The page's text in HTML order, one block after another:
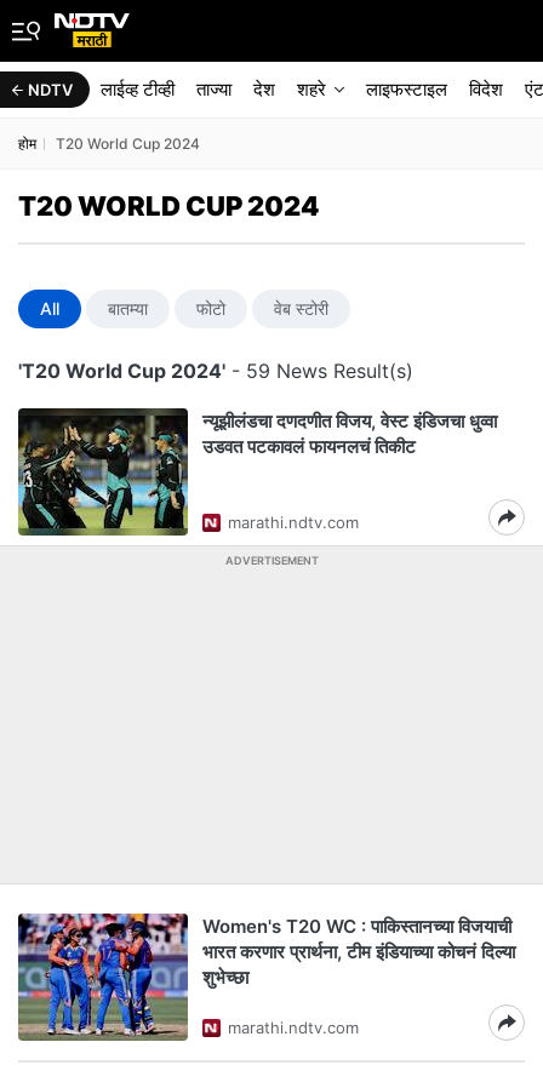
NDTV लाईव्ह टीव्ही ताज्या देश शहरे लाइफस्टाइल विदेश
होम T20 World Cup 2024
T20 WORLD CUP 2024
All बातम्या फोटो वेब स्टोरी
'T20 World Cup 2024' - 59 News Result(s)
न्यूझीलंडचा दणदणीत विजय, वेस्ट इंडिजचा धुव्वा
उडवत पटकावलं फायनलचं तिकीट
marathi.ndtv.com
ADVERTISEMENT
Women's T20 WC : पाकिस्तानच्या विजयाची
भारत करणार प्रार्थना, टीम इंडियाच्या कोचनं दिल्या
शुभेच्छा
marathi.ndtv.com